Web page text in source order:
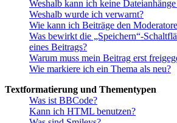
Weshalb kann ich keine
Weshalb wurde ich verwarnt?
Wie kann ich Beiträge den
Was bewirkt die „Speichern“-
eines Beitrags?
Warum muss mein Beitrag erst
Wie markiere ich ein Thema als neu?
Textformatierung und Thementypen
Was ist BBCode?
Kann ich HTML benutzen?